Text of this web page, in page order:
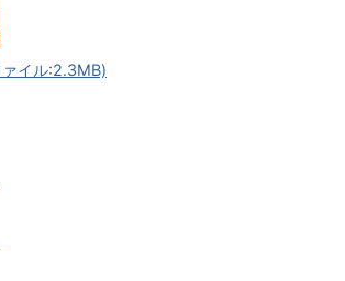
イル:2.3MB)